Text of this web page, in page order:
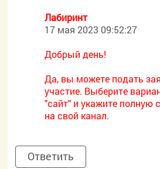
Лабиринт
17 мая 2023 09:52:27
Добрый день!
Да, вы можете подать
участие. Выберите
"сайт" и укажите полную
на свой канал.
Ответить